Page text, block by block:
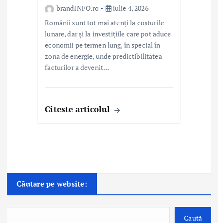
brandINFO.ro
iulie 4, 2026
Românii sunt tot mai atenți la costurile
lunare, dar și la investițiile care pot aduce
economii pe termen lung, în special în
zona de energie, unde predictibilitatea
facturilor a devenit…
Citeste articolul
Căutare pe website:
Caută